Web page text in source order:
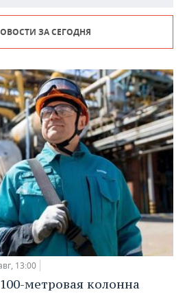
ЗА СЕГОДНЯ
13:00
метровая колонна